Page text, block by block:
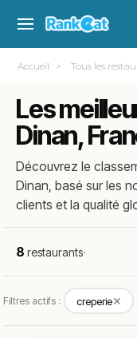
Accueil Tous les
Les
Dinan,
Découvrez le
Dinan, basé sur les
clients et la qualité
8 restaurants·
Filtres actifs : creperie✕